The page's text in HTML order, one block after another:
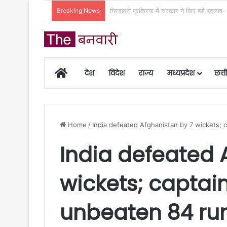
Breaking News महतारी वंदन योजना की 30वीं किस्त होगी
Homeदेश विदेश राज्य मध्यप्रदेश
Home / India defeated Afghanistan by 7 wickets;
India defeated
wickets;
unbeaten 84